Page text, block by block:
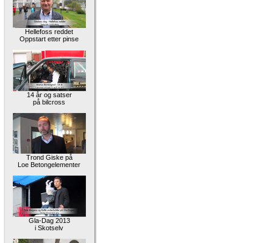
Hellefoss reddet
Oppstart etter pinse
14 år og satser
på bilcross
Trond Giske på
Loe Betongelementer
Gla-Dag 2013
i Skotselv